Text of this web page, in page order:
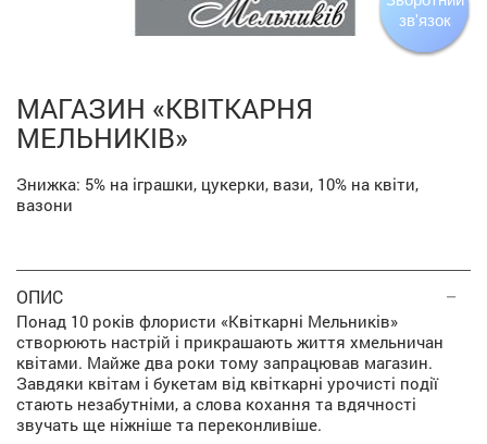
Зворотний
зв'язок
МАГАЗИН «КВІТКАРНЯ
МЕЛЬНИКІВ»
Знижка: 5% на іграшки, цукерки, вази, 10% на квіти,
вазони
ОПИС
Понад 10 років флористи «Квіткарні Мельників»
створюють настрій і прикрашають життя хмельничан
квітами. Майже два роки тому запрацював магазин.
Завдяки квітам і букетам від квіткарні урочисті події
стають незабутніми, а слова кохання та вдячності
звучать ще ніжніше та переконливіше.